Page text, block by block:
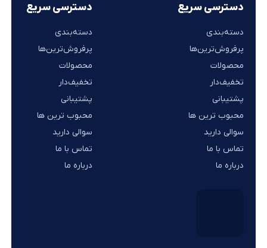
دسترسی سریع
دسته‌بندی
پرفروش‌ترین‌ها
محصولات
تخفیف‌دار
پشتیبانی
محبوب ترین ها
سوالی دارید
تماس با ما
درباره ما
دسترسی سریع
دسته‌بندی
پرفروش‌ترین‌ها
محصولات
تخفیف‌دار
پشتیبانی
محبوب ترین ها
سوالی دارید
تماس با ما
درباره ما